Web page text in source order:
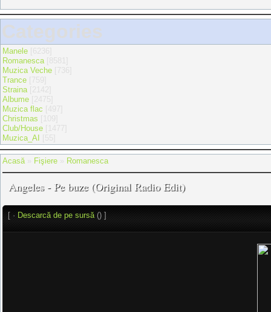
Categories
Manele
Romanesca
Muzica Veche
Trance
Straina
Albume
Muzica flac
Christmas
Club/House
Muzica_AI
Acasă» Fişiere Romanesca
Angeles - Pe buze (Original Radio Edit)
[ · Descarcă de pe sursă() ]